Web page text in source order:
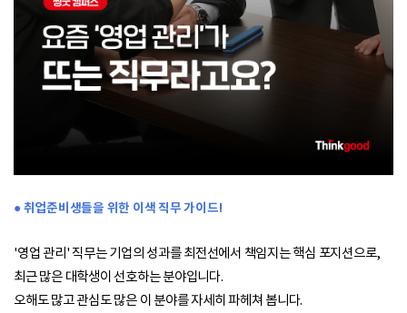
● 취업준비생들을 위한 이색 직무 가이드!
'영업 관리' 직무는 기업의 성과를 최전선에서 책임지는 핵심 포지션으로,
최근 많은 대학생이 선호하는 분야입니다.
오해도 많고 관심도 많은 이 분야를 자세히 파헤쳐 봅니다.